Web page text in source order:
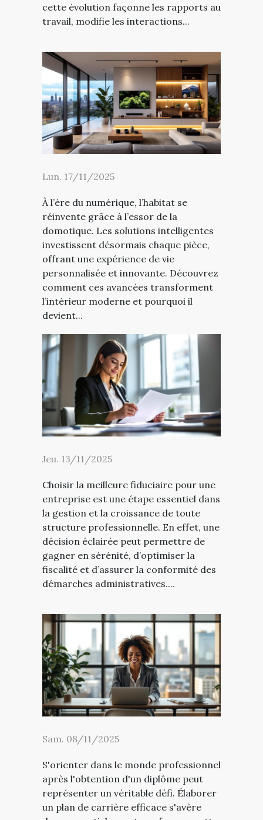
cette évolution façonne les rapports au
travail, modifie les interactions...
Lun. 17/11/2025
À l’ère du numérique, l’habitat se
réinvente grâce à l’essor de la
domotique. Les solutions intelligentes
investissent désormais chaque pièce,
offrant une expérience de vie
personnalisée et innovante. Découvrez
comment ces avancées transforment
l’intérieur moderne et pourquoi il
devient...
Jeu. 13/11/2025
Choisir la meilleure fiduciaire pour une
entreprise est une étape essentiel dans
la gestion et la croissance de toute
structure professionnelle. En effet, une
décision éclairée peut permettre de
gagner en sérénité, d’optimiser la
fiscalité et d’assurer la conformité des
démarches administratives....
Sam. 08/11/2025
S'orienter dans le monde professionnel
après l'obtention d'un diplôme peut
représenter un véritable défi. Élaborer
un plan de carrière efficace s'avère